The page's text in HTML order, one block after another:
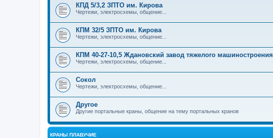
КПД 5/3,2 ЗПТО им. Кирова
Чертежи, электросхемы, общение...
КПМ 32/5 ЗПТО им. Кирова
Чертежи, электросхемы, общение...
КПМ 40-27-10,5 Ждановский завод тяжелого машиностроения
Чертежи, электросхемы, общение...
Сокол
Чертежи, электросхемы, общение...
Другое
Другие портальные краны, общение на тему портальных кранов
КРАНЫ ПЛАВУЧИЕ